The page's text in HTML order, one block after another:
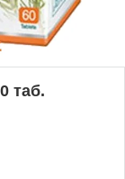
таб.